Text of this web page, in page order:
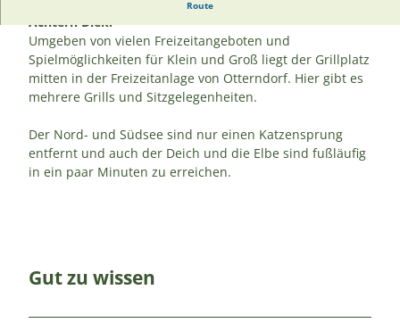
Route
Achtern Diek.
Umgeben von vielen Freizeitangeboten und
Spielmöglichkeiten für Klein und Groß liegt der Grillplatz
mitten in der Freizeitanlage von Otterndorf. Hier gibt es
mehrere Grills und Sitzgelegenheiten.
Der Nord- und Südsee sind nur einen Katzensprung
entfernt und auch der Deich und die Elbe sind fußläufig
in ein paar Minuten zu erreichen.
Gut zu wissen